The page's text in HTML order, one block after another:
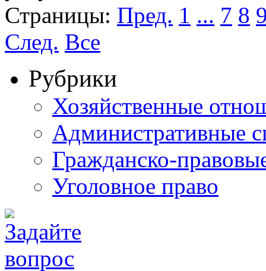
Страницы: Пред. 1 ... 7 8
След. Все
Рубрики
Хозяйственные
Административные
Гражданско-
Уголовное право